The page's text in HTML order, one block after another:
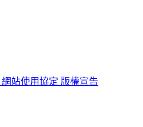
網站使用協定 版權宣告